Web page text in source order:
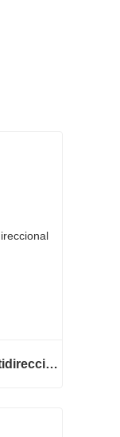
Carretilla elevadora multidireccional de carrocería ancha de 3,5 a 5 toneladas